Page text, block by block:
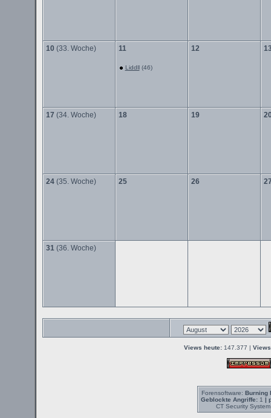
10 (33. Woche) 11
Liddll(46)
12
17 (34. Woche) 18 19
24(35. Woche) 25 26
31(36. Woche)
Views heute: 147.377 |
Forensoftware: Burning
Geblockte Angriffe:1 |
CT Security